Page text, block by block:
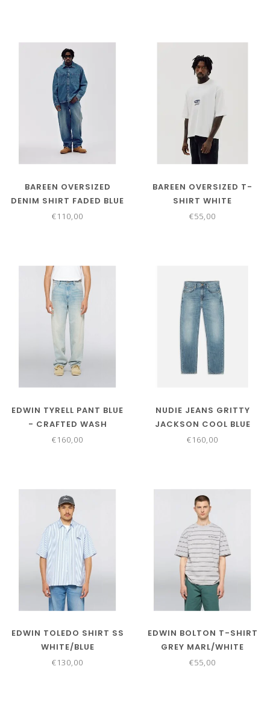
BAREEN OVERSIZED
DENIM SHIRT FADED BLUE
€110,00
BAREEN OVERSIZED T-
SHIRT WHITE
€55,00
EDWIN TYRELL PANT BLUE
- CRAFTED WASH
€160,00
NUDIE JEANS GRITTY
JACKSON COOL BLUE
€160,00
EDWIN TOLEDO SHIRT SS
WHITE/BLUE
€130,00
EDWIN BOLTON T-SHIRT
GREY MARL/WHITE
€55,00